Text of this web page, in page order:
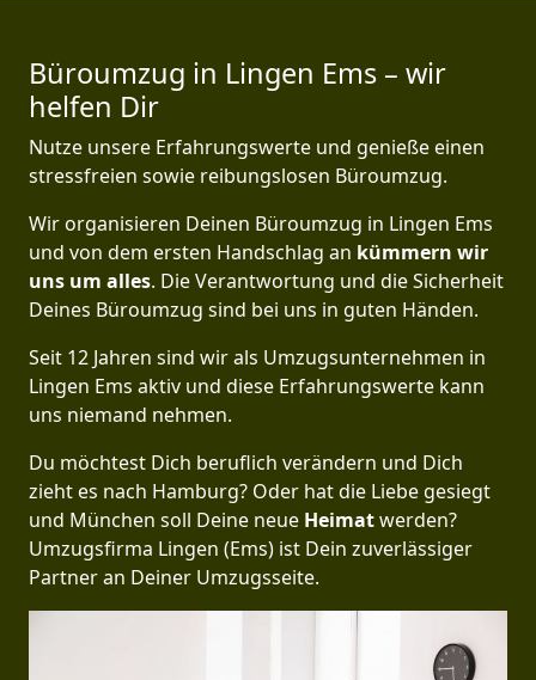
Büroumzug in Lingen Ems – wir
helfen Dir
Nutze unsere Erfahrungswerte und genieße einen
stressfreien sowie reibungslosen Büroumzug.
Wir organisieren Deinen Büroumzug in Lingen Ems
und von dem ersten Handschlag an kümmern wir
uns um alles. Die Verantwortung und die Sicherheit
Deines Büroumzug sind bei uns in guten Händen.
Seit 12 Jahren sind wir als Umzugsunternehmen in
Lingen Ems aktiv und diese Erfahrungswerte kann
uns niemand nehmen.
Du möchtest Dich beruflich verändern und Dich
zieht es nach Hamburg? Oder hat die Liebe gesiegt
und München soll Deine neue Heimatwerden?
Umzugsfirma Lingen (Ems) ist Dein zuverlässiger
Partner an Deiner Umzugsseite.